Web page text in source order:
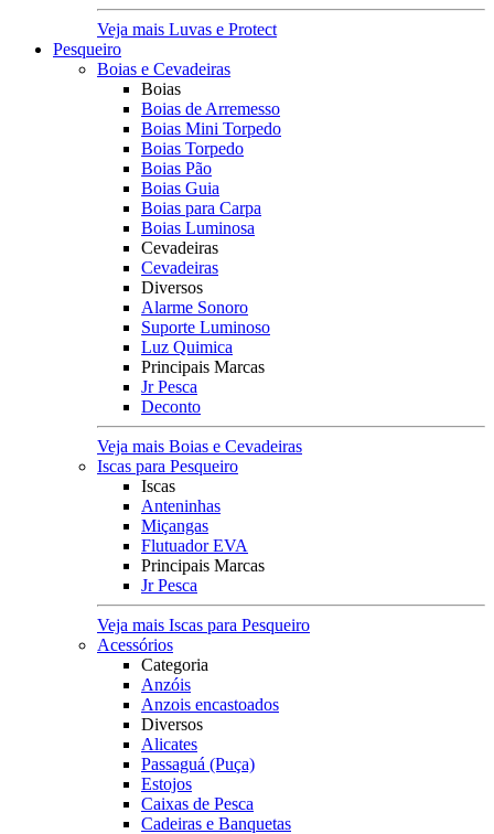
Veja mais Luvas e Protect
Pesqueiro
Boias e Cevadeiras
Boias
Boias de Arremesso
Boias Mini Torpedo
Boias Torpedo
Boias Pão
Boias Guia
Boias para Carpa
Boias Luminosa
Cevadeiras
Cevadeiras
Diversos
Alarme Sonoro
Suporte Luminoso
Luz Quimica
Principais Marcas
Jr Pesca
Deconto
Veja mais Boias e Cevadeiras
Iscas para Pesqueiro
Iscas
Anteninhas
Miçangas
Flutuador EVA
Principais Marcas
Jr Pesca
Veja mais Iscas para Pesqueiro
Acessórios
Categoria
Anzóis
Anzois encastoados
Diversos
Alicates
Passaguá (Puça)
Estojos
Caixas de Pesca
Cadeiras e Banquetas